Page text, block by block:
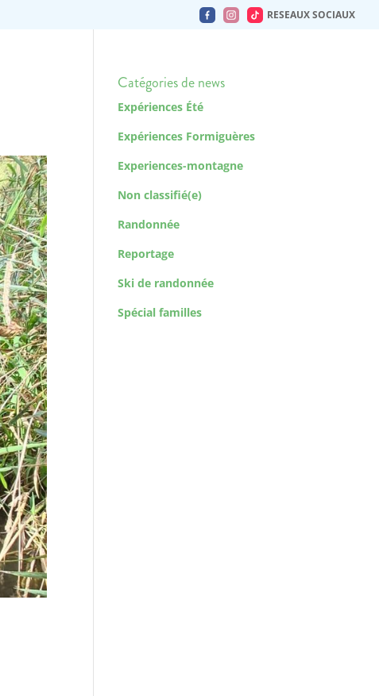
RESEAUX SOCIAUX
Catégories de news
Expériences Été
Expériences Formiguères
Experiences-montagne
Non classifié(e)
Randonnée
Reportage
Ski de randonnée
Spécial familles